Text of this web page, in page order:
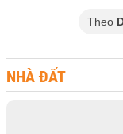
Theo
NHÀ ĐẤT